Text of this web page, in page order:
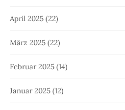
April 2025 (22)
März 2025 (22)
Februar 2025 (14)
Januar 2025 (12)